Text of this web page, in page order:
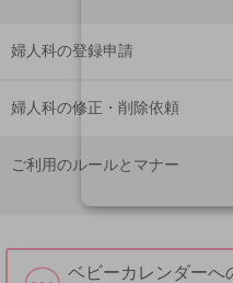
婦人科の登録申請
婦人科の修正・削除依頼
ご利用のルールとマナー
ベビーカレンダーへ